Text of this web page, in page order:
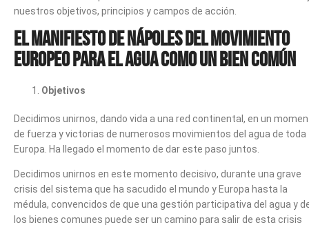
nuestros objetivos, principios y campos de acción.
El Manifiesto de Nápoles del Movimiento
Europeo para el Agua como un bien común
Objetivos
Decidimos unirnos, dando vida a una red continental, en un
de fuerza y victorias de numerosos movimientos del agua de toda
Europa. Ha llegado el momento de dar este paso juntos.
Decidimos unirnos en este momento decisivo, durante una grave
crisis del sistema que ha sacudido el mundo y Europa hasta la
médula, convencidos de que una gestión participativa del agua y
los bienes comunes puede ser un camino para salir de esta crisis